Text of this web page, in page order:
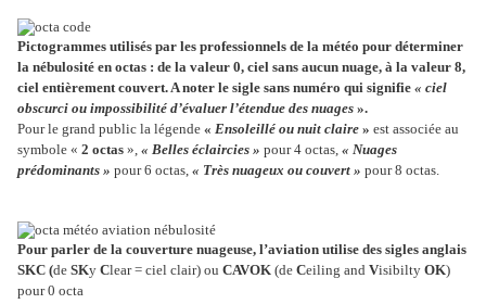
Pictogrammes utilisés par les professionnels de la météo pour déterminer
la nébulosité en octas : de la valeur 0, ciel sans aucun nuage, à la valeur 8,
ciel entièrement couvert. A noter le sigle sans numéro qui signifie « ciel
obscurci ou impossibilité d’évaluer l’étendue des nuages ».
Pour le grand public la légende « Ensoleillé ou nuit claire » est associée au
symbole « 2 octas », « Belles éclaircies » pour 4 octas, « Nuages
prédominants » pour 6 octas, « Très nuageux ou couvert » pour 8 octas.
Pour parler de la couverture nuageuse, l’aviation utilise des sigles anglais
SKC (de SKy Clear = ciel clair) ou CAVOK (de Ceiling and Visibilty OK)
pour 0 octa